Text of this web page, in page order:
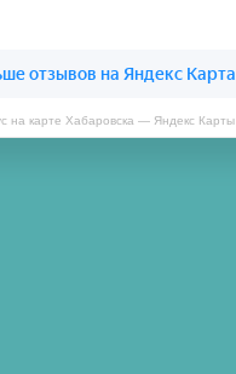
на карте Хабаровска — Яндекс Карты